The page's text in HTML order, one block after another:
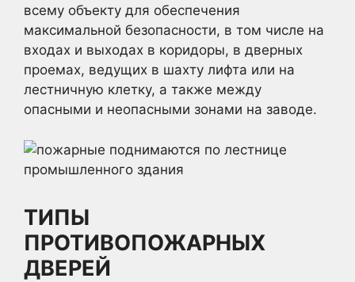
всему объекту для обеспечения
максимальной безопасности, в том числе на
входах и выходах в коридоры, в дверных
проемах, ведущих в шахту лифта или на
лестничную клетку, а также между
опасными и неопасными зонами на заводе.
ТИПЫ
ПРОТИВОПОЖАРНЫХ
ДВЕРЕЙ